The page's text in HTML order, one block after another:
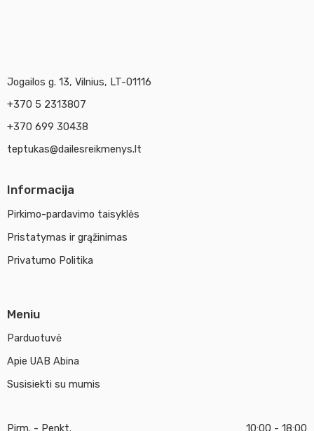
Jogailos g. 13, Vilnius, LT-01116
+370 5 2313807
+370 699 30438
teptukas@dailesreikmenys.lt
Informacija
Pirkimo-pardavimo taisyklės
Pristatymas ir grąžinimas
Privatumo Politika
Meniu
Parduotuvė
Apie UAB Abina
Susisiekti su mumis
Pirm. - Penkt. 10:00 - 18:00